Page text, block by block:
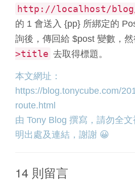
http://localhost/
的 1 會送入 {pp} 所綁定的
詢後，傳回給 $post 變數，
>title 去取得標題。
本文網址：
https://blog.tonycube.com/
route.html
由 Tony Blog 撰寫，請勿全
明出處及連結，謝謝 😀
14 則留言